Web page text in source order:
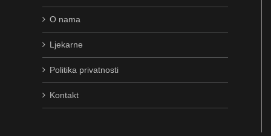
O nama
Ljekarne
Politika privatnosti
Kontakt